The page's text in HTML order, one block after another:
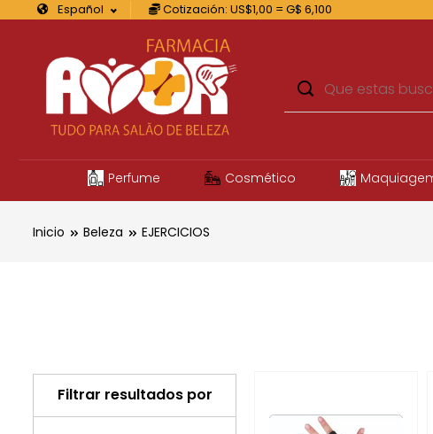
Español Cotización: US$1,00 = G$ 6,100
Perfume Cosmético
Inicio Beleza EJERCICIOS
Filtrar resultados por